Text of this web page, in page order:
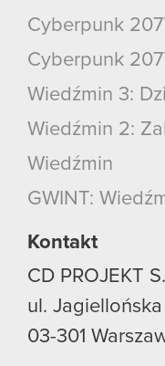
Cyberpunk
Cyberpunk
Wiedźmin 3:
Wiedźmin 2:
Wiedźmin
GWINT:
Kontakt
CD PROJEKT
ul.
03-301